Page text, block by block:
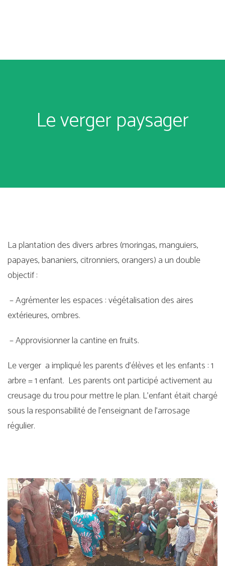
Le verger paysager
La plantation des divers arbres (moringas, manguiers,
papayes, bananiers, citronniers, orangers) a un double
objectif :
– Agrémenter les espaces : végétalisation des aires
extérieures, ombres.
– Approvisionner la cantine en fruits.
Le verger a impliqué les parents d’élèves et les enfants : 1
arbre = 1 enfant. Les parents ont participé activement au
creusage du trou pour mettre le plan. L’enfant était chargé
sous la responsabilité de l’enseignant de l’arrosage
régulier.